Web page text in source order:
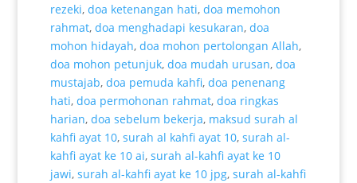
rezeki, doa ketenangan hati, doa memohon
rahmat, doa menghadapi kesukaran, doa
mohon hidayah, doa mohon pertolongan Allah,
doa mohon petunjuk, doa mudah urusan, doa
mustajab, doa pemuda kahfi, doa penenang
hati, doa permohonan rahmat, doa ringkas
harian, doa sebelum bekerja, maksud surah al
kahfi ayat 10, surah al kahfi ayat 10, surah al-
kahfi ayat ke 10 ai, surah al-kahfi ayat ke 10
jawi, surah al-kahfi ayat ke 10 jpg, surah al-kahfi